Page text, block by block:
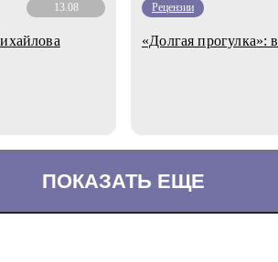
13.08 Рецензии
«Долгая прогулка»:
ПОКАЗАТЬ ЕЩЕ